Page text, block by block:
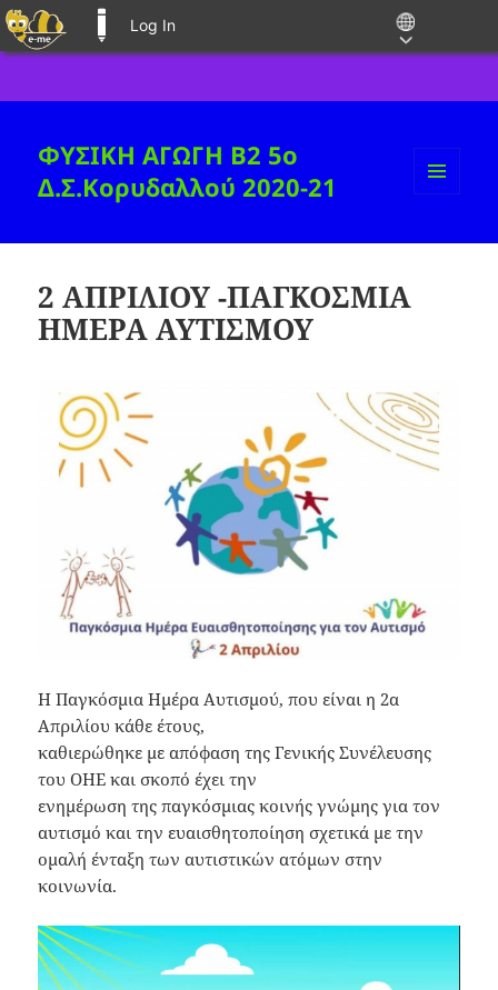
Log In
ΦΥΣΙΚΗ ΑΓΩΓΗ B2 5ο
Δ.Σ.Κορυδαλλού 2020-21
WIDGETS
2 ΑΠΡΙΛΙΟΥ -ΠΑΓΚΟΣΜΙΑ
ΗΜΕΡΑ ΑΥΤΙΣΜΟΥ
Η Παγκόσμια Ημέρα Αυτισμού, που είναι η 2α
Απριλίου κάθε έτους,
καθιερώθηκε με απόφαση της Γενικής Συνέλευσης
του ΟΗΕ και σκοπό έχει την
ενημέρωση της παγκόσμιας κοινής γνώμης για τον
αυτισμό και την ευαισθητοποίηση σχετικά με την
ομαλή ένταξη των αυτιστικών ατόμων στην
κοινωνία.
Video
Player